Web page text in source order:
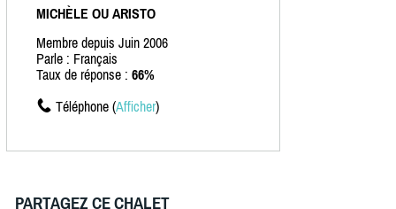
MICHÈLE OU ARISTO
Membre depuis Juin 2006
Parle : Français
Taux de réponse : 66%
Téléphone (Afficher)
PARTAGEZ CE CHALET